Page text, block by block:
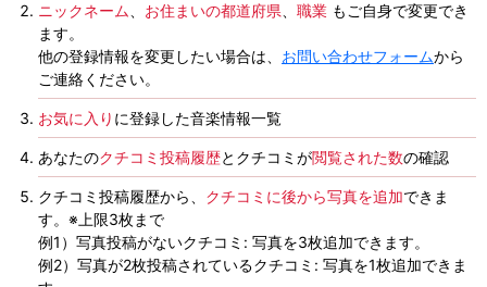
ニックネーム お住まいの都道府県 職業 もご自身で変更でき
ます。
他の登録情報を変更したい場合は、 お問い合わせフォームから
ご連絡ください。
お気に入り に登録した音楽情報一覧
あなたのクチコミ投稿履歴とクチコミが閲覧された数の確認
クチコミ投稿履歴から、 クチコミに後から写真を追加できま
す。※上限3枚まで
例1）写真投稿がないクチコミ: 写真を3枚追加できます。
例2）写真が2枚投稿されているクチコミ: 写真を1枚追加できま